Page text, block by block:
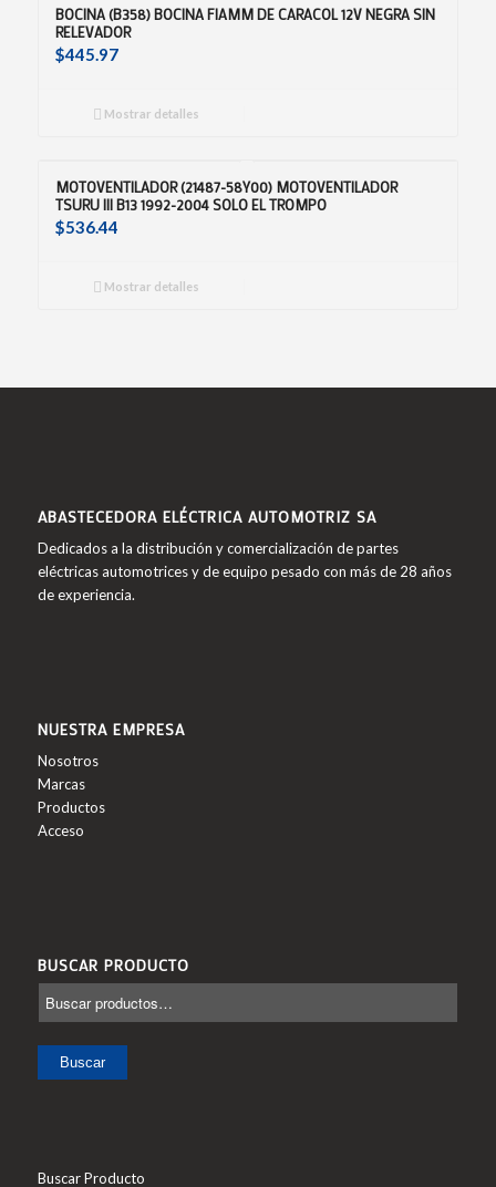
BOCINA (B358) BOCINA FIAMM DE CARACOL 12V NEGRA SIN
RELEVADOR
$445.97
Mostrar detalles
MOTOVENTILADOR (21487-58Y00) MOTOVENTILADOR
TSURU III B13 1992-2004 SOLO EL TROMPO
$536.44
Mostrar detalles
ABASTECEDORA ELÉCTRICA AUTOMOTRIZ SA
Dedicados a la distribución y comercialización de partes
eléctricas automotrices y de equipo pesado con más de 28 años
de experiencia.
NUESTRA EMPRESA
Nosotros
Marcas
Productos
Acceso
BUSCAR PRODUCTO
Buscar
Buscar Producto